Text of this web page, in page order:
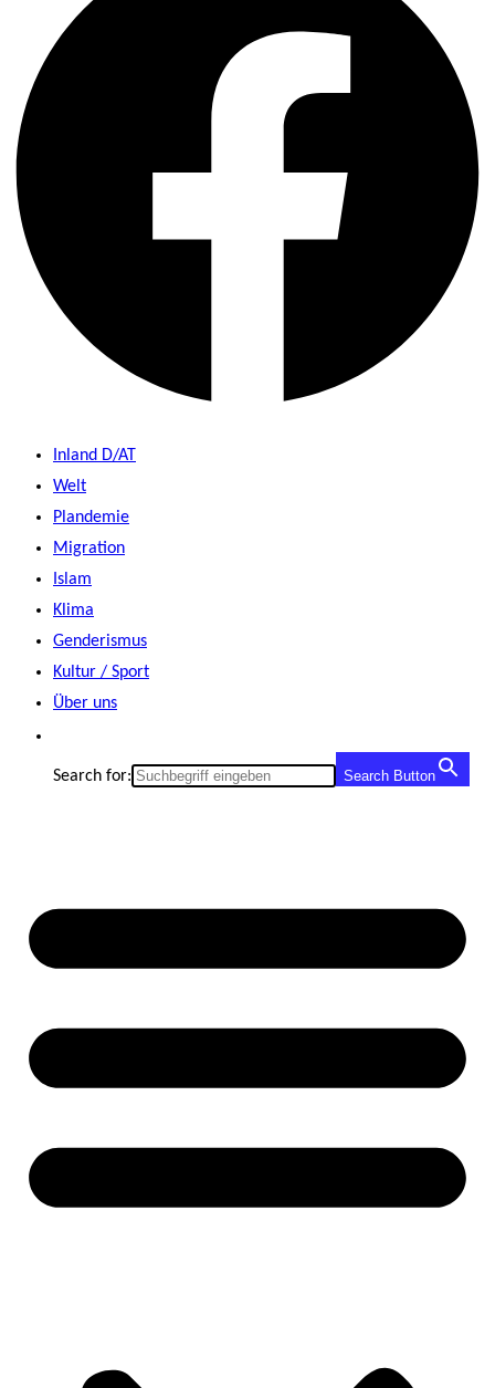
Inland D/AT
Welt
Plandemie
Migration
Islam
Klima
Genderismus
Kultur / Sport
Über uns
Search for: Search Button